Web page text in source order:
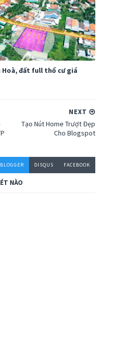
Hoà, đất full thổ cư giá
NEXT
Tạo Nút Home Trượt Đẹp
Cho Blogspot
BLOGGER DISQUS FACEBOOK
NÀO